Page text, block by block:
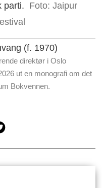
parti.
Foto: Jaipur
(f. 1970)
ut en monografi om det
Bokvennen.